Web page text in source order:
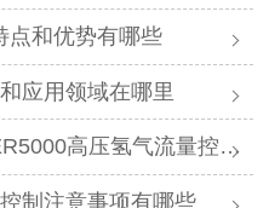
点和优势有哪些
应用领域在哪里
高压氢气流量控制特点
制注意事项有哪些